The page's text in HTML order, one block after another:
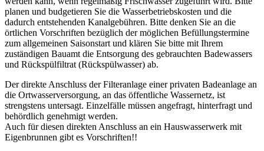
planen und budgetieren Sie die Wasserbetriebskosten und die
dadurch entstehenden Kanalgebühren. Bitte denken Sie an die
örtlichen Vorschriften bezüglich der möglichen Befüllungstermine
zum allgemeinen Saisonstart und klären Sie bitte mit Ihrem
zuständigen Bauamt die Entsorgung des gebrauchten Badewassers
und Rückspülfiltrat (Rückspülwasser) ab.
Der direkte Anschluss der Filteranlage einer privaten Badeanlage an
die Ortwasserversorgung, an das öffentliche Wassernetz, ist
strengstens untersagt. Einzelfälle müssen angefragt, hinterfragt und
behördlich genehmigt werden.
Auch für diesen direkten Anschluss an ein Hauswasserwerk mit
Eigenbrunnen gibt es Vorschriften!!